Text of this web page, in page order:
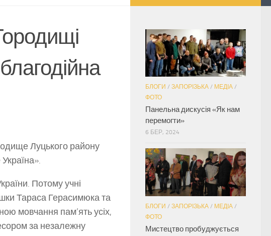
Луцького району
Потому учні
Тараса Герасимюка та
мовчання пам’ять усіх,
за незалежну
БЛОГИ / ЗАПОРІЗЬКА / МЕДІА /
ФОТО
Панельна дискусія «Як нам
перемогти»
6 БЕР, 2024
БЛОГИ / ЗАПОРІЗЬКА / МЕДІА /
ФОТО
Мистецтво пробуджується